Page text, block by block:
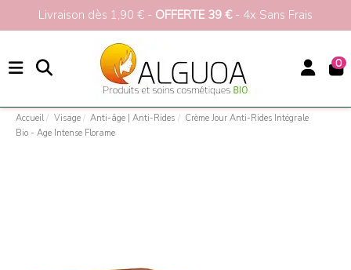
⚡ Recevez10%pour votre 1ère commande
0
Accueil Visage Anti-âge | Anti-Rides
Crème Jour Anti-Rides Intégrale
Bio - Age Intense Florame